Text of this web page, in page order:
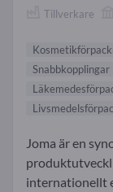
Tillverkare
Snabbkopplingar
Joma är en
internationellt